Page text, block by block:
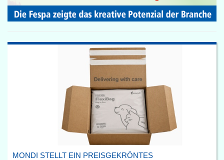
MONDI STELLT EIN PREISGEKRÖNTES